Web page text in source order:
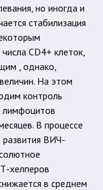
но иногда и
стабилизация
CD4+ клеток,
, однако,
На этом
контроль
лимфоцитов
В процессе
развития ВИЧ-
хелперов
в среднем